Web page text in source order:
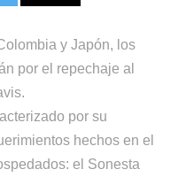
y Japón, los
por el repechaje al
por su
hechos en el
el Sonesta